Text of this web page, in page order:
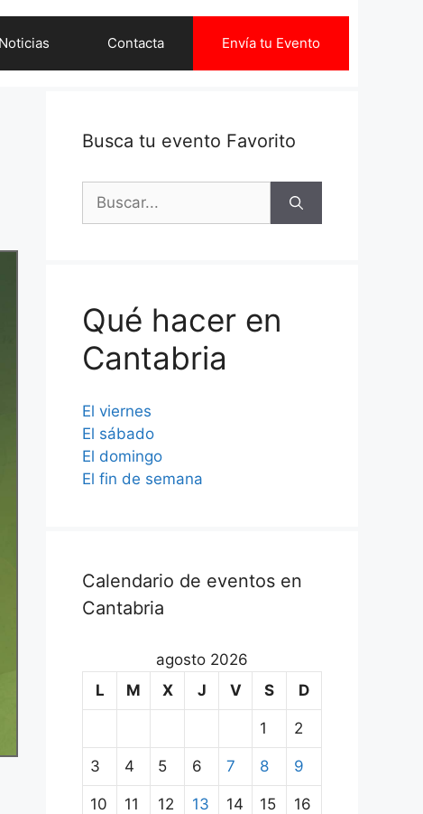
Noticias Contacta Envía tu Evento
Busca tu evento Favorito
Buscar:
Qué hacer en
Cantabria
El viernes
El sábado
El domingo
El fin de semana
Calendario de eventos en
Cantabria
agosto 2026
L
M X J V S D
1 2
3 4 5 6 7 8 9
10 11 12 13 14 15 16